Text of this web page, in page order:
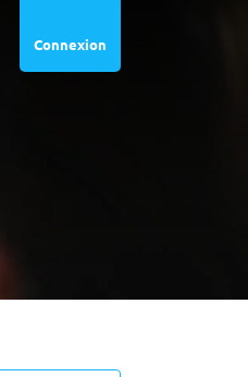
Connexion